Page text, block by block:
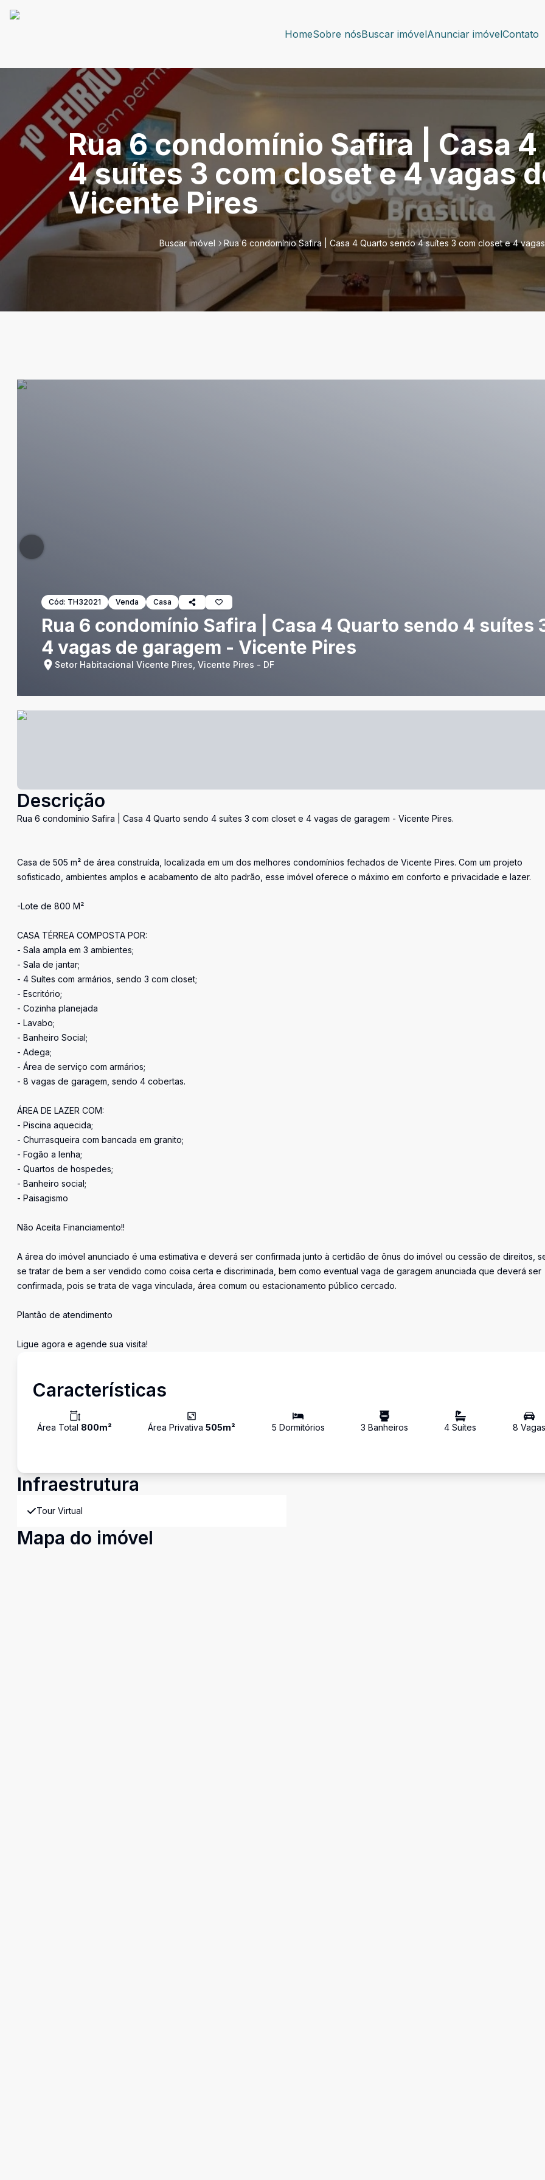
HomeSobre nósBuscar imóvelAnunciar imóvelContato
Rua 6 condomínio Safira | Casa
4 suítes 3 com closet e 4 vagas
Vicente Pires
Buscar imóvel Rua 6 condomínio Safira | Casa 4 Quarto sendo 4 suítes 3 com closet e 4
Cód: TH32021 Venda Casa
Rua 6 condomínio Safira | Casa 4 Quarto sendo 4 suítes
4 vagas de garagem - Vicente Pires
Setor Habitacional Vicente Pires, Vicente Pires - DF
Descrição
Rua 6 condomínio Safira | Casa 4 Quarto sendo 4 suítes 3 com closet e 4 vagas de garagem - Vicente Pires.
Casa de 505 m² de área construída, localizada em um dos melhores condomínios fechados de Vicente Pires. Com um projeto
sofisticado, ambientes amplos e acabamento de alto padrão, esse imóvel oferece o máximo em conforto e privacidade e lazer.
-Lote de 800 M²
CASA TÉRREA COMPOSTA POR:
- Sala ampla em 3 ambientes;
- Sala de jantar;
- 4 Suítes com armários, sendo 3 com closet;
- Escritório;
- Cozinha planejada
- Lavabo;
- Banheiro Social;
- Adega;
- Área de serviço com armários;
- 8 vagas de garagem, sendo 4 cobertas.
ÁREA DE LAZER COM:
- Piscina aquecida;
- Churrasqueira com bancada em granito;
- Fogão a lenha;
- Quartos de hospedes;
- Banheiro social;
- Paisagismo
Não Aceita Financiamento!!
A área do imóvel anunciado é uma estimativa e deverá ser confirmada junto à certidão de ônus do imóvel ou cessão de direitos,
se tratar de bem a ser vendido como coisa certa e discriminada, bem como eventual vaga de garagem anunciada que deverá ser
confirmada, pois se trata de vaga vinculada, área comum ou estacionamento público cercado.
Plantão de atendimento
Ligue agora e agende sua visita!
Características
Área Total 800m² Área Privativa505m² 5 Dormitórios 3 Banheiros 4 Suítes 8 Vagas
Infraestrutura
Tour Virtual
Mapa do imóvel